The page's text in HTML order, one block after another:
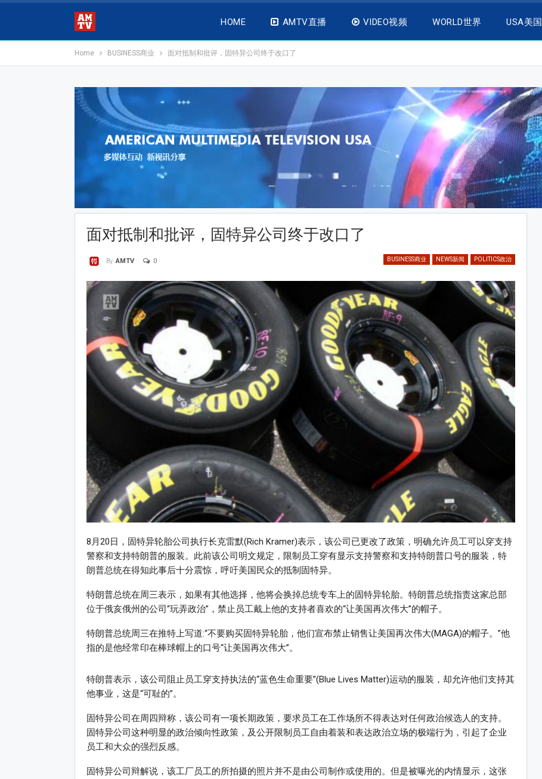
HOME AMTV直播 VIDEO视频 WORLD世界 USA美国
Home BUSINESS商业 面对抵制和批评，固特异公司终于改口了
面对抵制和批评，固特异公司终于改口了
BUSINESS商业 NEWS新闻 POLITICS政治
By AMTV 0
8月20日，固特异轮胎公司执行长克雷默(Rich Kramer)表示，该公司已更改了政策，明确允许员工可以穿支持
警察和支持特朗普的服装。此前该公司明文规定，限制员工穿有显示支持警察和支持特朗普口号的服装，特
朗普总统在得知此事后十分震惊，呼吁美国民众的抵制固特异。
特朗普总统在周三表示，如果有其他选择，他将会换掉总统专车上的固特异轮胎。特朗普总统指责这家总部
位于俄亥俄州的公司“玩弄政治”，禁止员工戴上他的支持者喜欢的“让美国再次伟大”的帽子。
特朗普总统周三在推特上写道:“不要购买固特异轮胎，他们宣布禁止销售让美国再次伟大(MAGA)的帽子。”他
指的是他经常印在棒球帽上的口号“让美国再次伟大”。
特朗普表示，该公司阻止员工穿支持执法的“蓝色生命重要”(Blue Lives Matter)运动的服装，却允许他们支持其
他事业，这是“可耻的”。
固特异公司在周四辩称，该公司有一项长期政策，要求员工在工作场所不得表达对任何政治候选人的支持。
固特异公司这种明显的政治倾向性政策，及公开限制员工自由着装和表达政治立场的极端行为，引起了企业
员工和大众的强烈反感。
固特异公司辩解说，该工厂员工的所拍摄的照片并不是由公司制作或使用的。但是被曝光的内情显示，这张